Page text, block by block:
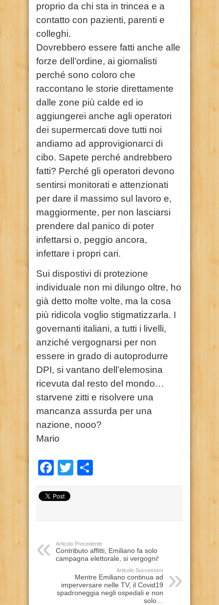
proprio da chi sta in trincea e a
contatto con pazienti, parenti e
colleghi.
Dovrebbero essere fatti anche alle
forze dell’ordine, ai giornalisti
perché sono coloro che
raccontano le storie direttamente
dalle zone più calde ed io
aggiungerei anche agli operatori
dei supermercati dove tutti noi
andiamo ad approvigionarci di
cibo. Sapete perché andrebbero
fatti? Perché gli operatori devono
sentirsi monitorati e attenzionati
per dare il massimo sul lavoro e,
maggiormente, per non lasciarsi
prendere dal panico di poter
infettarsi o, peggio ancora,
infettare i propri cari.
Sui dispostivi di protezione
individuale non mi dilungo oltre, ho
già detto molte volte, ma la cosa
più ridicola voglio stigmatizzarla. I
governanti italiani, a tutti i livelli,
anziché vergognarsi per non
essere in grado di autoprodurre
DPI, si vantano dell’elemosina
ricevuta dal resto del mondo…
starvene zitti e risolvere una
mancanza assurda per una
nazione, nooo?
Mario
Facebook
Twitter
Articolo Precedente
Contributo affitti, Emiliano fa solo
campagna elettorale, si vergogni!
Articolo Successivo
Mentre Emiliano continua ad
imperversare nelle TV, il Covid19
spadroneggia negli ospedali e non
solo…